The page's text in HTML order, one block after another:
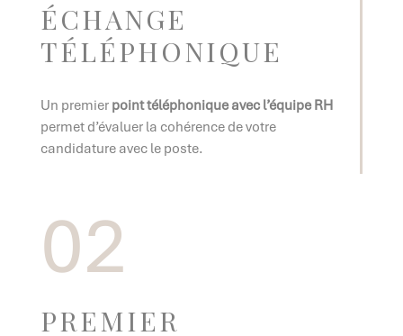
ÉCHANGE
TÉLÉPHONIQUE
Un premier point téléphonique avec l’équipe RH
permet d’évaluer la cohérence de votre
candidature avec le poste.
02
PREMIER